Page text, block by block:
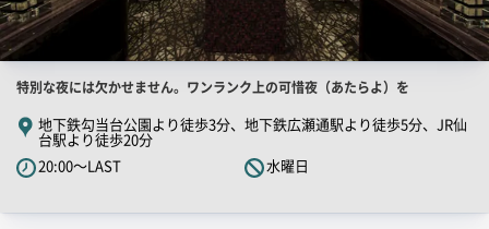
店
舗
PR
キ
ッ
特別な夜には欠かせません。ワンランク上の可惜夜（あたらよ）を
地下鉄勾当台公園より徒歩3分、地下鉄広瀬通駅より徒歩5分、JR仙
台駅より徒歩20分
20:00～LAST
水曜日